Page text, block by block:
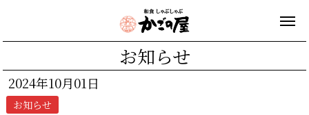
お知らせ
2024年10月01日
お知らせ